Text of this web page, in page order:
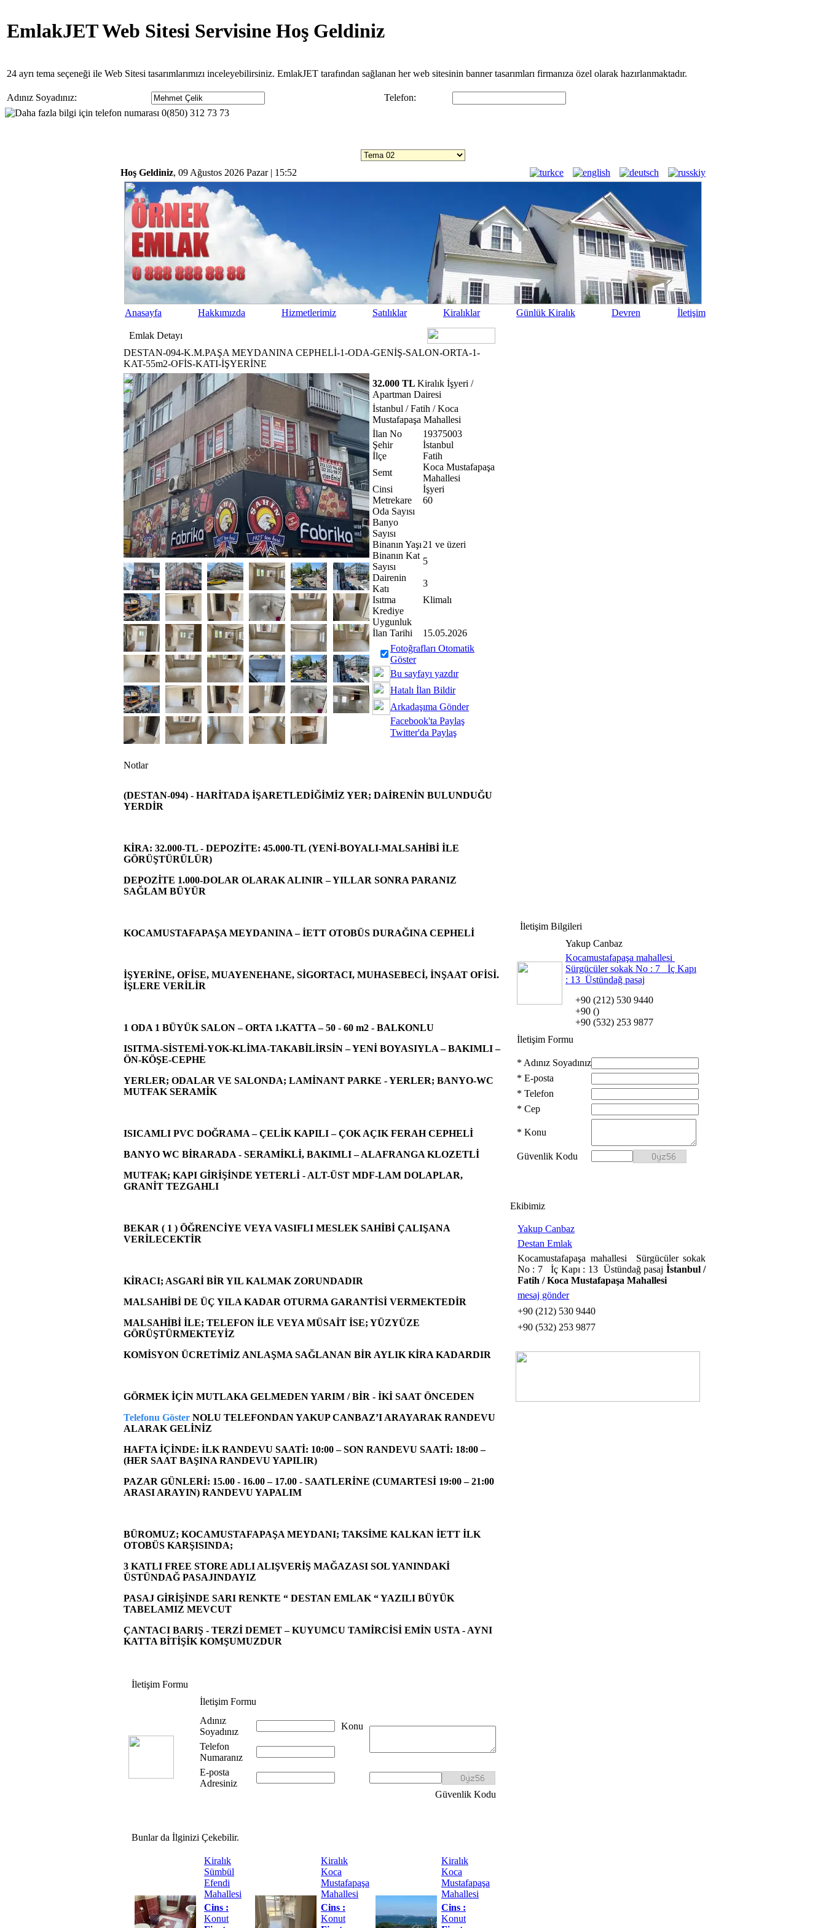
EmlakJET Web Sitesi Servisine Hoş Geldiniz
24 ayrı tema seçeneği ile Web Sitesi tasarımlarımızı inceleyebilirsiniz. EmlakJET tarafından sağlanan her web sitesinin banner tasarımları firmanıza özel olarak hazırlanmaktadır.
Adınız Soyadınız: Telefon:
Hoş Geldiniz, 09 Ağustos 2026 Pazar | 15:52
Anasayfa Hakkımızda Hizmetlerimiz Satılıklar Kiralıklar Günlük Kiralık Devren İletişim
Emlak Detayı
DESTAN-094-K.M.PAŞA MEYDANINA CEPHELİ-1-ODA-GENİŞ-SALON-ORTA-1-
KAT-55m2-OFİS-KATI-İŞYERİNE
32.000 TL Kiralık İşyeri /
Apartman Dairesi
İstanbul / Fatih / Koca
Mustafapaşa Mahallesi
İlan No
19375003
Şehir
İstanbul
İlçe
Fatih
Semt
Koca Mustafapaşa
Mahallesi
Cinsi
İşyeri
Metrekare
60
Oda Sayısı
Banyo
Sayısı
Binanın Yaşı 21 ve üzeri
Binanın Kat
Sayısı
5
Dairenin
Katı
3
Isıtma
Klimalı
Krediye
Uygunluk
İlan Tarihi
15.05.2026
Fotoğrafları Otomatik
Göster
Bu sayfayı yazdır
Hatalı İlan Bildir
Arkadaşıma Gönder
Facebook'ta Paylaş
Twitter'da Paylaş
Notlar
(DESTAN-094) - HARİTADA İŞARETLEDİĞİMİZ YER; DAİRENİN BULUNDUĞU
YERDİR
KİRA: 32.000-TL - DEPOZİTE: 45.000-TL (YENİ-BOYALI-MALSAHİBİ İLE
GÖRÜŞTÜRÜLÜR)
DEPOZİTE 1.000-DOLAR OLARAK ALINIR – YILLAR SONRA PARANIZ
SAĞLAM BÜYÜR
KOCAMUSTAFAPAŞA MEYDANINA – İETT OTOBÜS DURAĞINA CEPHELİ
İŞYERİNE, OFİSE, MUAYENEHANE, SİGORTACI, MUHASEBECİ, İNŞAAT OFİSİ.
İŞLERE VERİLİR
1 ODA 1 BÜYÜK SALON – ORTA 1.KATTA – 50 - 60 m2 - BALKONLU
ISITMA-SİSTEMİ-YOK-KLİMA-TAKABİLİRSİN – YENİ BOYASIYLA – BAKIMLI –
ÖN-KÖŞE-CEPHE
YERLER; ODALAR VE SALONDA; LAMİNANT PARKE - YERLER; BANYO-WC
MUTFAK SERAMİK
ISICAMLI PVC DOĞRAMA – ÇELİK KAPILI – ÇOK AÇIK FERAH CEPHELİ
BANYO WC BİRARADA - SERAMİKLİ, BAKIMLI – ALAFRANGA KLOZETLİ
MUTFAK; KAPI GİRİŞİNDE YETERLİ - ALT-ÜST MDF-LAM DOLAPLAR,
GRANİT TEZGAHLI
BEKAR ( 1 ) ÖĞRENCİYE VEYA VASIFLI MESLEK SAHİBİ ÇALIŞANA
VERİLECEKTİR
KİRACI; ASGARİ BİR YIL KALMAK ZORUNDADIR
MALSAHİBİ DE ÜÇ YILA KADAR OTURMA GARANTİSİ VERMEKTEDİR
MALSAHİBİ İLE; TELEFON İLE VEYA MÜSAİT İSE; YÜZYÜZE
GÖRÜŞTÜRMEKTEYİZ
KOMİSYON ÜCRETİMİZ ANLAŞMA SAĞLANAN BİR AYLIK KİRA KADARDIR
GÖRMEK İÇİN MUTLAKA GELMEDEN YARIM / BİR - İKİ SAAT ÖNCEDEN
Telefonu Göster NOLU TELEFONDAN YAKUP CANBAZ’I ARAYARAK RANDEVU
ALARAK GELİNİZ
HAFTA İÇİNDE: İLK RANDEVU SAATİ: 10:00 – SON RANDEVU SAATİ: 18:00 –
(HER SAAT BAŞINA RANDEVU YAPILIR)
PAZAR GÜNLERİ: 15.00 - 16.00 – 17.00 - SAATLERİNE (CUMARTESİ 19:00 – 21:00
ARASI ARAYIN) RANDEVU YAPALIM
BÜROMUZ; KOCAMUSTAFAPAŞA MEYDANI; TAKSİME KALKAN İETT İLK
OTOBÜS KARŞISINDA;
3 KATLI FREE STORE ADLI ALIŞVERİŞ MAĞAZASI SOL YANINDAKİ
ÜSTÜNDAĞ PASAJINDAYIZ
PASAJ GİRİŞİNDE SARI RENKTE “ DESTAN EMLAK “ YAZILI BÜYÜK
TABELAMIZ MEVCUT
ÇANTACI BARIŞ - TERZİ DEMET – KUYUMCU TAMİRCİSİ EMİN USTA - AYNI
KATTA BİTİŞİK KOMŞUMUZDUR
İletişim Formu
İletişim Formu
Adınız
Soyadınız
Konu
Telefon
Numaranız
E-posta
Adresiniz
Güvenlik Kodu
Bunlar da İlginizi Çekebilir.
Kiralık
Sümbül
Efendi
Mahallesi
Cins :
Konut
Kiralık
Koca
Mustafapaşa
Mahallesi
Cins :
Konut
Kiralık
Koca
Mustafapaşa
Mahallesi
Cins :
Konut
İletişim Bilgileri
Yakup Canbaz
Kocamustafapaşa mahallesi
Sürgücüler sokak No : 7 İç Kapı
: 13 Üstündağ pasaj
+90 (212) 530 9440
+90 ()
+90 (532) 253 9877
İletişim Formu
* Adınız Soyadınız
* E-posta
* Telefon
* Cep
* Konu
Güvenlik Kodu
Ekibimiz
Yakup Canbaz
Destan Emlak
Kocamustafapaşa mahallesi Sürgücüler sokak
No : 7 İç Kapı : 13 Üstündağ pasaj İstanbul /
Fatih / Koca Mustafapaşa Mahallesi
mesaj gönder
+90 (212) 530 9440
+90 (532) 253 9877